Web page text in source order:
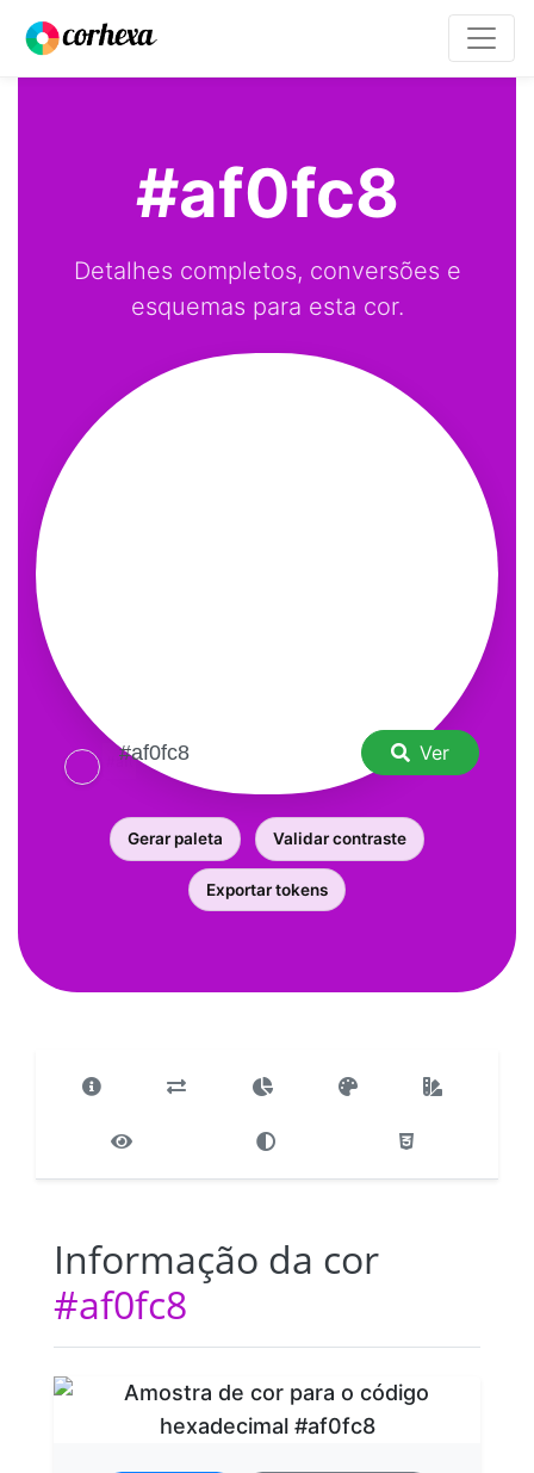
#af0fc8
Detalhes completos, conversões e
esquemas para esta cor.
Ver
Gerar paleta Validar contraste
Exportar tokens
Informação da cor
#af0fc8